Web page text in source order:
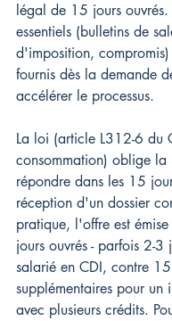
légal de 15 jours ouvrés.
essentiels (bulletins de
d'imposition,
fournis dès la demande
accélérer le processus.
La loi (article L312-6 du
consommation) oblige la
répondre dans les 15
réception d'un dossier
pratique, l'offre est
jours ouvrés - parfois 2-3
salarié en CDI, contre
supplémentaires pour un
avec plusieurs crédits.